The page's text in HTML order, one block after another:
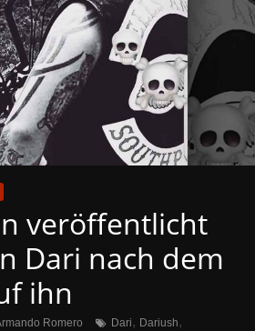
veröffentlicht
Dari nach dem
ihn
Romero Dari, Dariush,